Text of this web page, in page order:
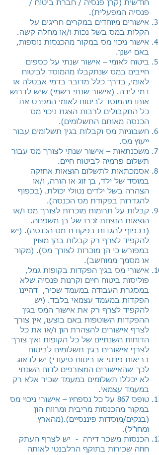
חודשית (קרן פנסיה / חברת ביטוח /
פנסיה המפעלית).
אישורים מיוחדים במקרים חריגים על
הקלות במס בשל נכות ו/או מחלה קשה.
אישור ניכוי מס במקור מהכנסות נוספות,
באם ישנן.
ביטוח לאומי – אישור שנתי על כספים
חייבים במס שנתקבלו מהמוסד לביטוח
לאומי, בדרך כלל מדובר בדמי אבטלה או
דמי לידה. (אישור שנתי רשמי) שיש לדרוש
אותו מהמוסד לביטוח לאומי המפרט את
כל התקבולים לרבות הצגת ניכוי מס
הכנסה מאותם התשלומים).
חשבוניות מס וקבלות בגין תשלומים עבור
ייעוץ מס.
משכנתאות – אישור שנתי לצורך מס עבור
תשלום פרמיה לביטוח חיים.
אסמכתאות לתשלום הוצאות אחזקה
במוסד של ילד, בן זוג או הורה, ו/או
הצהרה בשל ילדים נטולי יכולת. (בכפוף
להגדרות בפקודת מס הכנסה).
קבלות על תרומות מוכרות לצורך מס ו/או
הוצאות הנצחת זכרו של בן משפחה.
(בכפוף להגדות בפקודת מס הכנסה). (יש
להקפיד לצרף רק קבלות בהן מצוין
במפורש כי הן מוכרות לצורך מס). (מקור
או מסמך ממוחשב).
אישורי מס בגין הפקדות בקופות גמל,
פוליסות ביטוח חיים וקרנות פנסיה שלא
במסגרת העבודה במעמד שכיר, דהיינו
הפקדות במעמד עצמאי בלבד. (יש
להקפיד לצרף רק את אישור המס בגין
ההפקדות השוטפות באם בוצעו, אין צורך
לצרף אישורים להצהרת הון ו/או את כל
הדוחות השנתיים של כל הקופות ואין צורך
לצרף אישורים בגין תשלומים לביטוח
בריאות פרטי או ביטוח סיעודי) יש לדאוג
לכך שהאישורים המצורפים לדוח השנתי
לא יכללו תשלומים במעמד שכיר אלא רק
במעמד עצמאי.
טופס 867 על כל נספחיו – אישורי ניכוי מס
במקור מהכנסות מריבית ומרווח הון
(בנקים/מוסדות פיננסיים).(מהארץ
ומחו"ל).
הכנסות משכר דירה - יש לצרף העתק
חוזה שכירות בתוקף הרלבנטי לאותה